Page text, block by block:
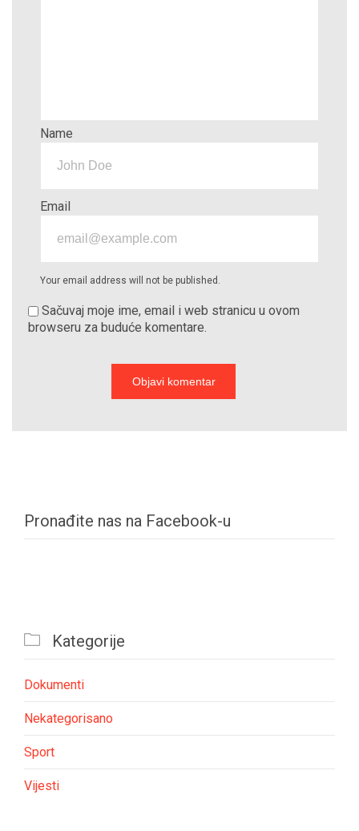
Name
Email
Your email address will not be published.
Sačuvaj moje ime, email i web stranicu u ovom
browseru za buduće komentare.
Pronađite nas na Facebook-u
 Kategorije
Dokumenti
Nekategorisano
Sport
Vijesti